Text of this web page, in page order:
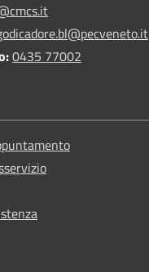
0435 77002